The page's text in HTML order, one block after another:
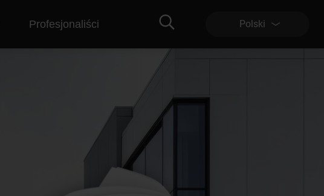
Profesjonaliści Polski